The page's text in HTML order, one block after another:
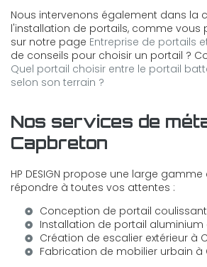
Nous intervenons également dans la
l'installation de portails, comme vous
sur notre page Entreprise de portails
de conseils pour choisir un portail ?
Quel portail choisir entre le portail
selon son terrain ?
Nos services de
Capbreton
HP DESIGN propose une large
répondre à toutes vos attentes :
Conception de portail
Installation de portail
Création de escalier extérieur à
Fabrication de mobilier urbain à